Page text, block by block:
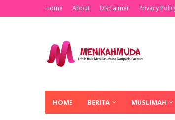
Home About Disclaimer Privacy
HOME BERITA MUSLIMAH